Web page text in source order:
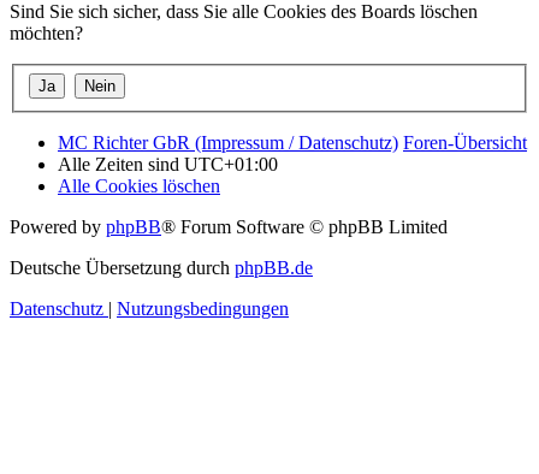
Sind Sie sich sicher, dass Sie alle Cookies des Boards löschen
möchten?
MC Richter GbR (Impressum / Datenschutz) Foren-Übersicht
Alle Zeiten sind UTC+01:00
Alle Cookies löschen
Powered by phpBB® Forum Software © phpBB Limited
Deutsche Übersetzung durch phpBB.de
Datenschutz | Nutzungsbedingungen